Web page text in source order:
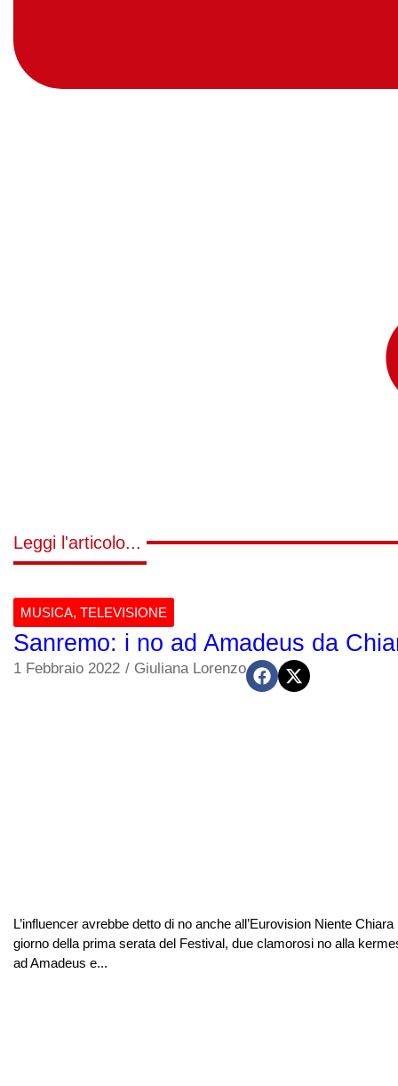
Leggi l'articolo...
MUSICA, TELEVISIONE
Sanremo: i no ad Amadeus da
1 Febbraio 2022 / Giuliana Lorenzo
L’influencer avrebbe detto di no anche all’Eurovision Niente
giorno della prima serata del Festival, due clamorosi no alla
ad Amadeus e...